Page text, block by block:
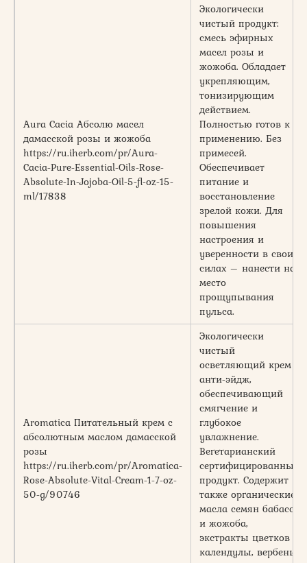
Aura Cacia Абсолю масел
дамасской розы и жожоба
https://ru.iherb.com/pr/Aura-
Cacia-Pure-Essential-Oils-Rose-
Absolute-In-Jojoba-Oil-5-fl-oz-15-
ml/17838
Экологически
чистый продукт:
смесь эфирных
масел розы и
жожоба. Обладает
укрепляющим,
тонизирующим
действием.
Полностью готов к
применению. Без
примесей.
Обеспечивает
питание и
восстановление
зрелой кожи. Для
повышения
настроения и
уверенности в своих
силах – нанести на
место
прощупывания
пульса.
Aromatica Питательный крем с
абсолютным маслом дамасской
розы
https://ru.iherb.com/pr/Aromatica-
Rose-Absolute-Vital-Cream-1-7-oz-
50-g/90746
Экологически
чистый
осветляющий крем
анти-эйдж,
обеспечивающий
смягчение и
глубокое
увлажнение.
Вегетарианский
сертифицированный
продукт. Содержит
также органические
масла семян бабассу
и жожоба,
экстракты цветков
календулы, вербены,